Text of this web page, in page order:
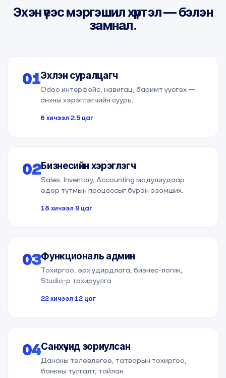
Эхэн үеэс мэргэшил хүртэл — бэлэн
замнал.
01Эхлэн суралцагч
Odoo интерфэйс, навигац, баримт үүсгэх —
анхны хэрэглэгчийн суурь.
6 хичээл·2.5 цаг
02Бизнесийн хэрэглэгч
Sales, Inventory, Accounting модулиудаар
өдөр тутмын процессыг бүрэн эзэмших.
18 хичээл·9 цаг
03Функциональ админ
Тохиргоо, эрх удирдлага, бизнес-логик,
Studio-р тохируулга.
22 хичээл·12 цаг
04Санхүүчид зориулсан
Дансны төлөвлөгөө, татварын тохиргоо,
банкны тулгалт, тайлан.